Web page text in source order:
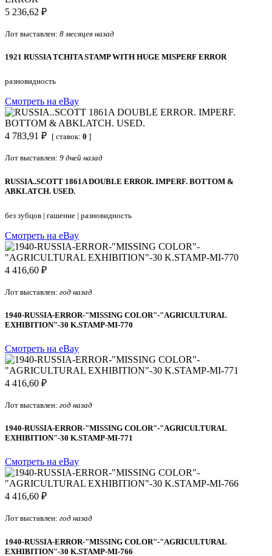
5 236,62 ₽
Лот выставлен: 8 месяцев назад
1921 RUSSIA TCHITA STAMP WITH HUGE MISPERF ERROR
разновидность
Смотреть на eBay
4 783,91 ₽ [ ставок: 0 ]
Лот выставлен: 9 дней назад
RUSSIA..SCOTT 1861A DOUBLE ERROR. IMPERF. BOTTOM &
ABKLATCH. USED.
без зубцов | гашение | разновидность
Смотреть на eBay
4 416,60 ₽
Лот выставлен: год назад
1940-RUSSIA-ERROR-"MISSING COLOR"-"AGRICULTURAL
EXHIBITION"-30 K.STAMP-MI-770
Смотреть на eBay
4 416,60 ₽
Лот выставлен: год назад
1940-RUSSIA-ERROR-"MISSING COLOR"-"AGRICULTURAL
EXHIBITION"-30 K.STAMP-MI-771
Смотреть на eBay
4 416,60 ₽
Лот выставлен: год назад
1940-RUSSIA-ERROR-"MISSING COLOR"-"AGRICULTURAL
EXHIBITION"-30 K.STAMP-MI-766